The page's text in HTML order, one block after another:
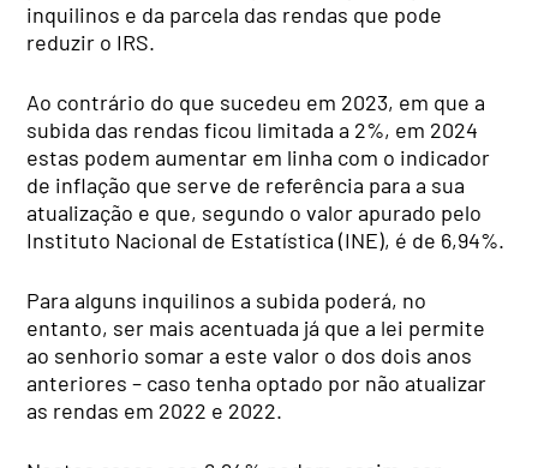
inquilinos e da parcela das rendas que pode
reduzir o IRS.
Ao contrário do que sucedeu em 2023, em que a
subida das rendas ficou limitada a 2%, em 2024
estas podem aumentar em linha com o indicador
de inflação que serve de referência para a sua
atualização e que, segundo o valor apurado pelo
Instituto Nacional de Estatística (INE), é de 6,94%.
Para alguns inquilinos a subida poderá, no
entanto, ser mais acentuada já que a lei permite
ao senhorio somar a este valor o dos dois anos
anteriores – caso tenha optado por não atualizar
as rendas em 2022 e 2022.